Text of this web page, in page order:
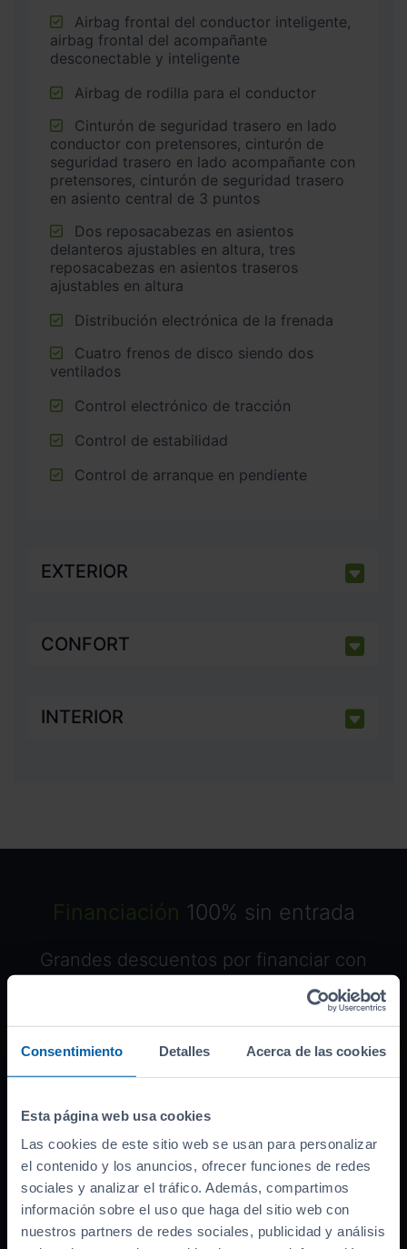
Consentimiento Detalles Acerca de las cookies
Esta página web usa cookies
Las cookies de este sitio web se usan para personalizar
el contenido y los anuncios, ofrecer funciones de redes
sociales y analizar el tráfico. Además, compartimos
información sobre el uso que haga del sitio web con
nuestros partners de redes sociales, publicidad y análisis
airbag frontal del acompañante
desconectable y inteligente
Airbag de rodilla para el conductor
conductor con pretensores, cinturón de
seguridad trasero en lado acompañante con
pretensores, cinturón de seguridad trasero
en asiento central de 3 puntos
delanteros ajustables en altura, tres
reposacabezas en asientos traseros
ajustables en altura
Distribución electrónica de la frenada
ventilados
Control electrónico de tracción
Control de estabilidad
Control de arranque en pendiente
EXTERIOR
CONFORT
INTERIOR
Financiación 100% sin entrada
Grandes descuentos por financiar con
Precio del coche ( PVP 38.990
Bonificación por financiar -3.000
Entrada inicial 8.998
Importe a financiar 26.992 €